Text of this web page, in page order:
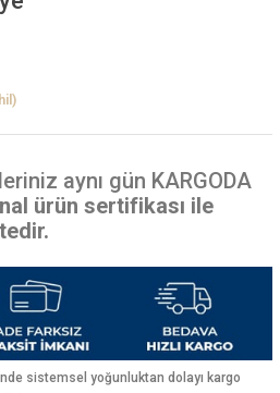
aynı gün KARGODA
ürün sertifikası ile
sistemsel yoğunluktan dolayı kargo